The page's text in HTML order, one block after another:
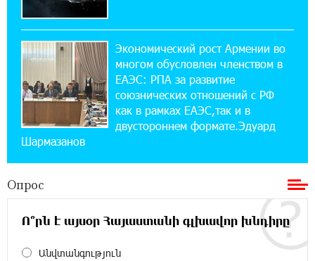
14:44:13 29-07-2026
Состоялось открытие Khachaturian Rooftop
при поддержке IDBank
18:38:18 28-07-2026
Пашинян ты упустил свой шанс уйти
спокойно. Аршак Карапетян
Обновленный Центр продаж и обслуживания
Ucom открылся по адресу ул. Шаумяна, 24/2
в Арарате
Экономический рост Армении во
многом обусловлен членством в
ЕАЭС: РПА за развитие
союзнических отношений с РФ
как в рамках ЕАЭС,так и в
двустороннем формате.Эдуард
Шармазанов
Опрос
Ո՞րն է այսօր Հայաստանի գլխավոր խնդիրը
Անվտանգություն